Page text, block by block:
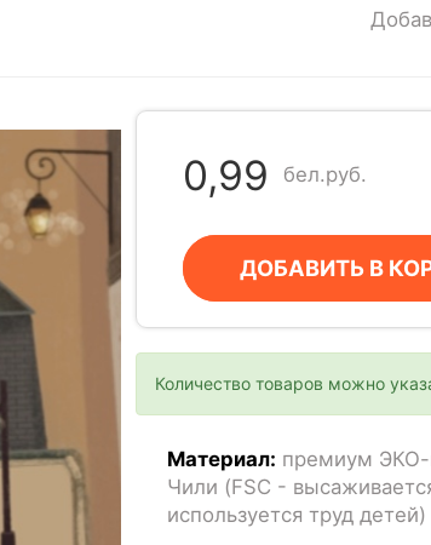
0,99 бел.руб.
ДОБАВИТЬ В
Количество товаров можно
Материал: премиум ЭКО-
Чили (FSC -
используется труд детей)